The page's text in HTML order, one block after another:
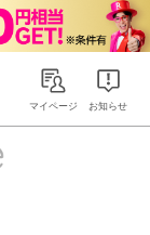
マイページ お知らせ